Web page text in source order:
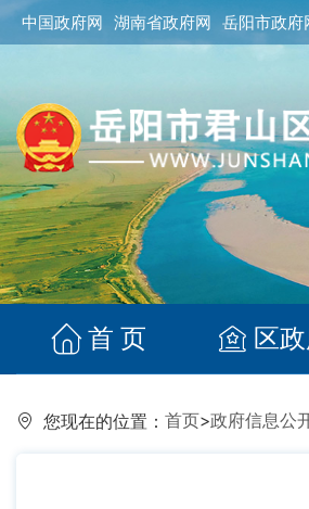
中国政府网 湖南省政府网 岳阳市政府
首 页 区
您现在的位置： 首页>政府信息公